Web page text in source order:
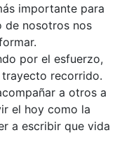
importante para
de nosotros nos
por el esfuerzo,
recorrido.
a otros a
el hoy como la
a escribir que vida